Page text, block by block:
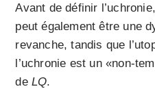
Avant de définir
peut également être une
revanche, tandis que
l’uchronie est un «non-
deLQ.